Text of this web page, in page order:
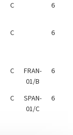
C 6
C 6
C
FRAN-
01/B
6
C
SPAN-
01/C
6